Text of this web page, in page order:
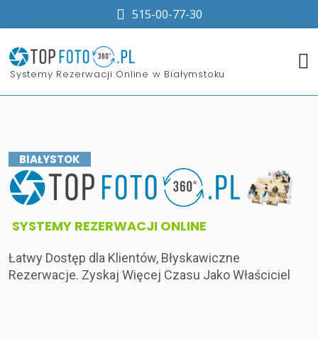
515-00-77-30
​Systemy Rezerwacji Online w Białymstoku
BIAŁYSTOK
​SYSTEMY REZERWACJI ONLINE
Łatwy Dostęp dla Klientów, Błyskawiczne
Rezerwacje. Zyskaj Więcej Czasu Jako Właściciel